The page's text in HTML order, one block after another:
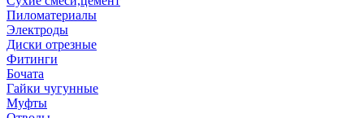
Пиломатериалы
Электроды
Диски отрезные
Фитинги
Бочата
Гайки чугунные
Муфты